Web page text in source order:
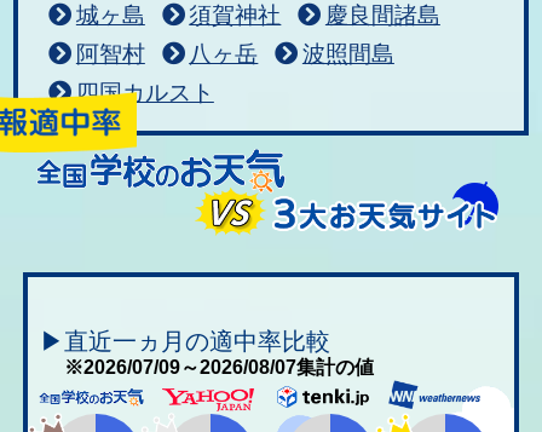
城ヶ島
須賀神社
慶良間諸島
阿智村
八ヶ岳
波照間島
四国カルスト
▶直近一ヵ月の適中率比較
※2026/07/09～2026/08/07集計の値